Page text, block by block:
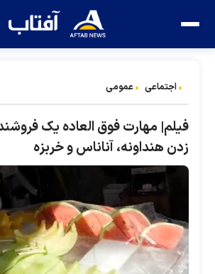
اجتماعی عمومی
فیلم| مهارت فوق العاده یک
زدن هنداونه، آناناس و خربزه